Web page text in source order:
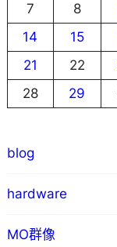
7
8
14
15
21
22
28
29
blog
hardware
MO群像